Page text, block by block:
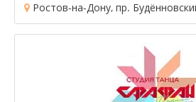
Ростов-на-Дону, пр.